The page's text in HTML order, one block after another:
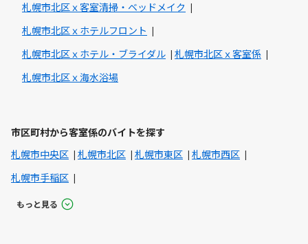
札幌市北区ｘ客室清掃・ベッドメイク
札幌市北区ｘホテルフロント
札幌市北区ｘホテル・ブライダル
札幌市北区ｘ客室係
札幌市北区ｘ海水浴場
市区町村から客室係のバイトを探す
札幌市中央区
札幌市北区 札幌市東区
札幌市西区
札幌市手稲区
もっと見る